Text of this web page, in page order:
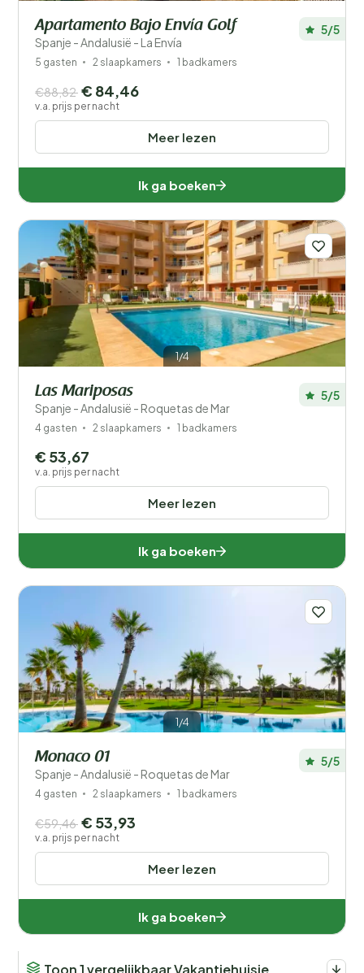
Apartamento Bajo Envía Golf
Spanje - Andalusië - La Envía
5/5
5 gasten 2 slaapkamers 1 badkamers
Meer lezen
€88,82 € 84,46
v.a. prijs per nacht
Ik ga boeken
1/4
Las Mariposas
Spanje - Andalusië - Roquetas de Mar
5/5
4 gasten 2 slaapkamers 1 badkamers
Meer lezen
€ 53,67
v.a. prijs per nacht
Ik ga boeken
1/4
Monaco 01
Spanje - Andalusië - Roquetas de Mar
5/5
4 gasten 2 slaapkamers 1 badkamers
Meer lezen
€59,46 € 53,93
v.a. prijs per nacht
Ik ga boeken
Toon 1 vergelijkbaar Vakantiehuisje